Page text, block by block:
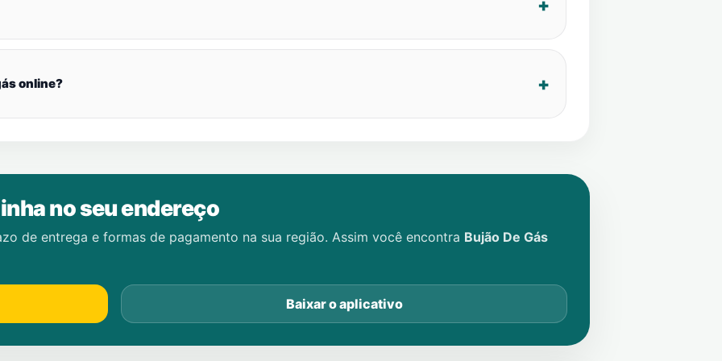
online?
no seu endereço
de entrega e formas de pagamento na sua região. Assim você encontra Bujão De Gás
Baixar o aplicativo